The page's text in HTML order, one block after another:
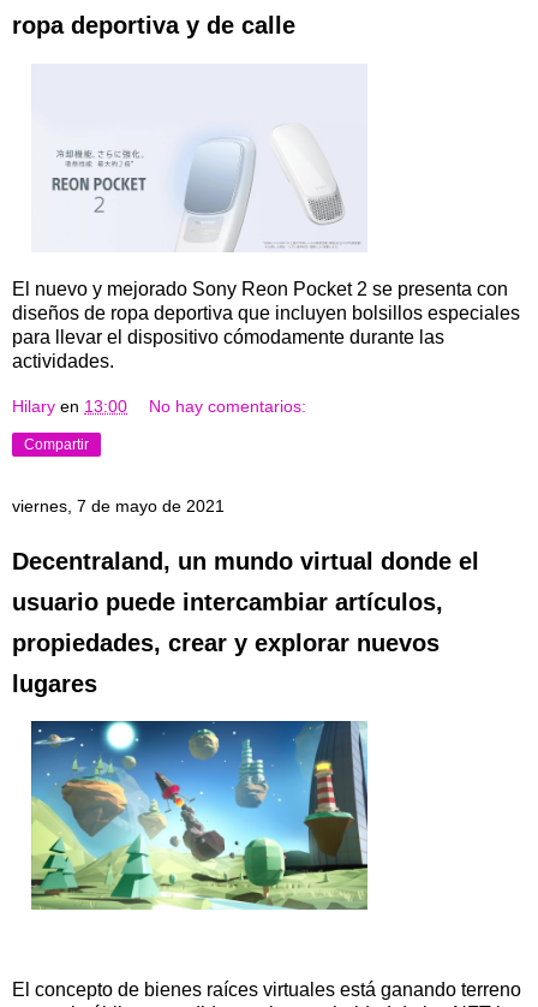
ropa deportiva y de calle
El nuevo y mejorado Sony Reon Pocket 2 se presenta con
diseños de ropa deportiva que incluyen bolsillos especiales
para llevar el dispositivo cómodamente durante las
actividades.
Hilary en 13:00 No hay comentarios:
Compartir
viernes, 7 de mayo de 2021
Decentraland, un mundo virtual donde el
usuario puede intercambiar artículos,
propiedades, crear y explorar nuevos
lugares
El concepto de bienes raíces virtuales está ganando terreno